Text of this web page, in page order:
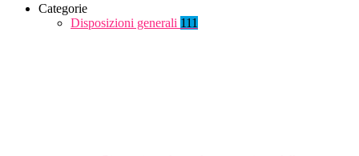
Categorie
Disposizioni generali 111